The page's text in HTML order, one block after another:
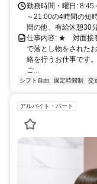
勤務時間・曜日:
～21:00の4時間の短
間の他、有給休憩30分
仕事内容: ★ 対面接
で落とし物をされた
絡を行うお仕事です
ご...
シフト自由 固定時間制 交
アルバイト・パート